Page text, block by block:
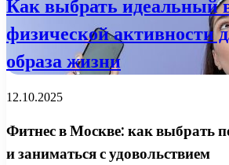
Как выбрать идеальный
физической активности
образа жизни
12.10.2025
Фитнес в Москве: как выбрать
и заниматься с удовольствием